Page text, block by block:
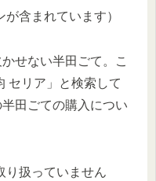
含まれています）
せない半田ごて。こ
セリア」と検索して
田ごての購入につい
り扱っていません